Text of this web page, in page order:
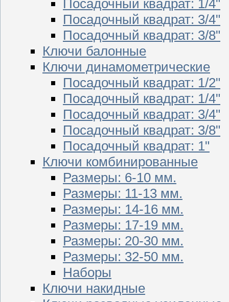
Посадочный квадрат: 1/4"
Посадочный квадрат: 3/4"
Посадочный квадрат: 3/8"
Ключи балонные
Ключи динамометрические
Посадочный квадрат: 1/2"
Посадочный квадрат: 1/4"
Посадочный квадрат: 3/4"
Посадочный квадрат: 3/8"
Посадочный квадрат: 1"
Ключи комбинированные
Размеры: 6-10 мм.
Размеры: 11-13 мм.
Размеры: 14-16 мм.
Размеры: 17-19 мм.
Размеры: 20-30 мм.
Размеры: 32-50 мм.
Наборы
Ключи накидные